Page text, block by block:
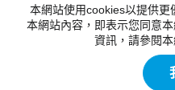
維生素
推薦維生素C
本網站使用cookies以提供
本網站內容，即表示您同意
資訊，請參閱本